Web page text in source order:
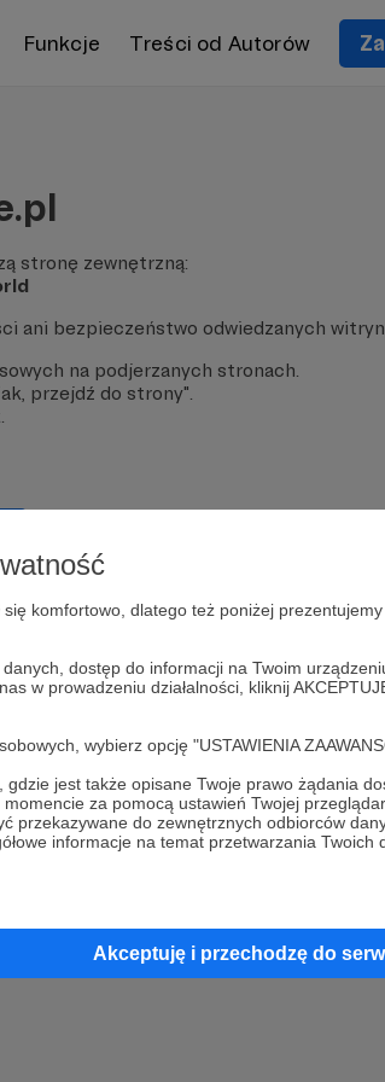
komfortowo, dlatego też poniżej
dostęp do informacji na Twoim
w prowadzeniu działalności, kliknij
wybierz opcję "USTAWIENIA
jest także opisane Twoje prawo żądania
za pomocą ustawień Twojej
przekazywane do zewnętrznych odbiorców
informacje na temat przetwarzania Twoich
Akceptuję i przechodzę do
Funkcje Treści od Autorów
stronę zewnętrzną:
ani bezpieczeństwo odwiedzanych
na podjerzanych stronach.
przejdź do strony".
FAQ
Kontakt z